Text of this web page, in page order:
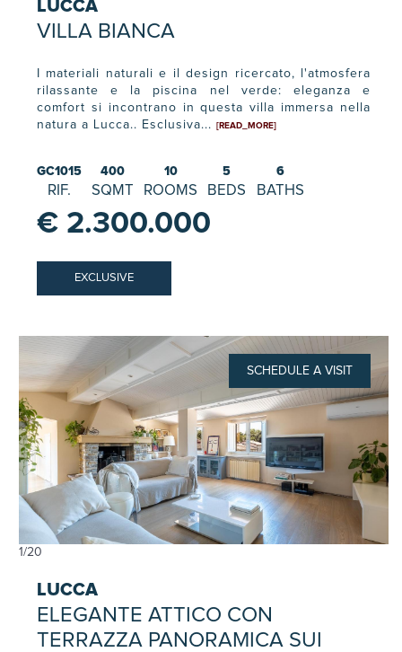
LUCCA
VILLA BIANCA
I materiali naturali e il design ricercato, l'atmosfera
rilassante e la piscina nel verde: eleganza e
comfort si incontrano in questa villa immersa nella
natura a Lucca.. Esclusiva...
[READ_MORE]
GC1015
RIF.
400
SQMT
10
ROOMS
5
BEDS
6
BATHS
€ 2.300.000
EXCLUSIVE
SCHEDULE A VISIT
1/20
LUCCA
ELEGANTE ATTICO CON
TERRAZZA PANORAMICA SUI